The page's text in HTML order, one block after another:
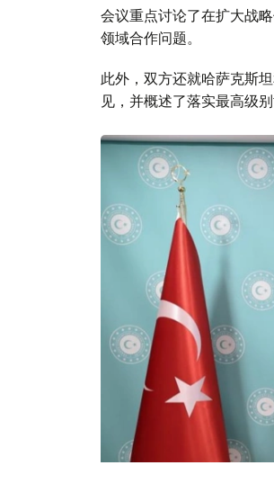
会议重点讨论了在扩大战
领域合作问题。
此外，双方还就哈萨克斯
见，并概述了落实最高级